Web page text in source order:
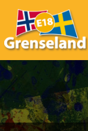
E18 Grenseland